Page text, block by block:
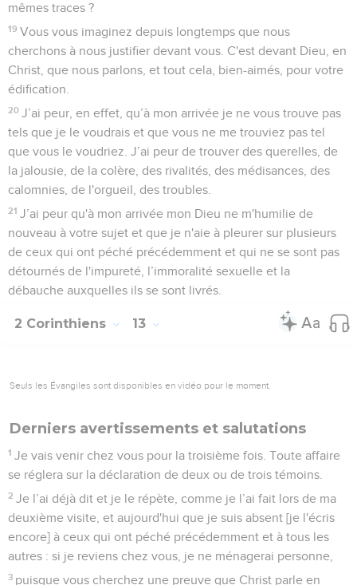
mêmes traces ?
19 Vous vous imaginez depuis longtemps que nous
cherchons à nous justifier devant vous. C'est devant Dieu, en
Christ, que nous parlons, et tout cela, bien-aimés, pour votre
édification.
20 J’ai peur, en effet, qu’à mon arrivée je ne vous trouve pas
tels que je le voudrais et que vous ne me trouviez pas tel
que vous le voudriez. J’ai peur de trouver des querelles, de
la jalousie, de la colère, des rivalités, des médisances, des
calomnies, de l'orgueil, des troubles.
21 J’ai peur qu'à mon arrivée mon Dieu ne m'humilie de
nouveau à votre sujet et que je n'aie à pleurer sur plusieurs
de ceux qui ont péché précédemment et qui ne se sont pas
détournés de l'impureté, l’immoralité sexuelle et la
débauche auxquelles ils se sont livrés.
2 Corinthiens 13
Seuls les Évangiles sont disponibles en vidéo pour le moment.
Derniers avertissements et salutations
1 Je vais venir chez vous pour la troisième fois. Toute affaire
se réglera sur la déclaration de deux ou de trois témoins.
2 Je l’ai déjà dit et je le répète, comme je l’ai fait lors de ma
deuxième visite, et aujourd'hui que je suis absent [je l'écris
encore] à ceux qui ont péché précédemment et à tous les
autres : si je reviens chez vous, je ne ménagerai personne,
3 puisque vous cherchez une preuve que Christ parle en